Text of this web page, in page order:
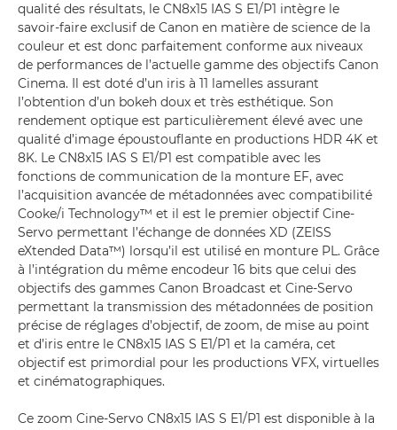
qualité des résultats, le CN8x15 IAS S E1/P1 intègre le
savoir-faire exclusif de Canon en matière de science de la
couleur et est donc parfaitement conforme aux niveaux
de performances de l’actuelle gamme des objectifs Canon
Cinema. Il est doté d’un iris à 11 lamelles assurant
l’obtention d’un bokeh doux et très esthétique. Son
rendement optique est particulièrement élevé avec une
qualité d’image époustouflante en productions HDR 4K et
8K. Le CN8x15 IAS S E1/P1 est compatible avec les
fonctions de communication de la monture EF, avec
l’acquisition avancée de métadonnées avec compatibilité
Cooke/i Technology™ et il est le premier objectif Cine-
Servo permettant l’échange de données XD (ZEISS
eXtended Data™) lorsqu’il est utilisé en monture PL. Grâce
à l’intégration du même encodeur 16 bits que celui des
objectifs des gammes Canon Broadcast et Cine-Servo
permettant la transmission des métadonnées de position
précise de réglages d’objectif, de zoom, de mise au point
et d’iris entre le CN8x15 IAS S E1/P1 et la caméra, cet
objectif est primordial pour les productions VFX, virtuelles
et cinématographiques.
Ce zoom Cine-Servo CN8x15 IAS S E1/P1 est disponible à la